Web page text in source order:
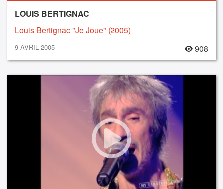
LOUIS BERTIGNAC
Louis Bertignac "Je Joue" (2005)
9 AVRIL 2005 908